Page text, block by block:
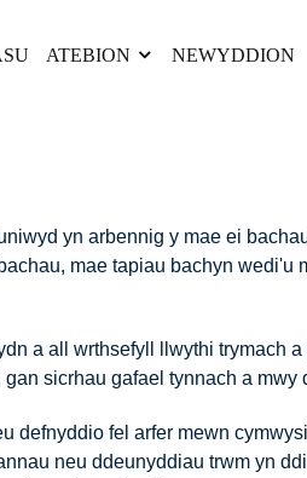
ATEBION NEWYDDION
yn arbennig y mae ei
mae tapiau bachyn
a all wrthsefyll llwythi trymach
sicrhau gafael tynnach a mwy
defnyddio fel arfer mewn
neu ddeunyddiau trwm yn